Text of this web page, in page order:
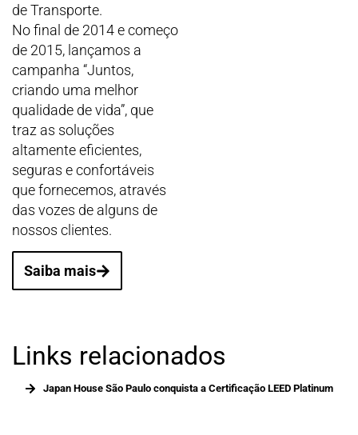
de Transporte.
No final de 2014 e começo
de 2015, lançamos a
campanha “Juntos,
criando uma melhor
qualidade de vida”, que
traz as soluções
altamente eficientes,
seguras e confortáveis
que fornecemos, através
das vozes de alguns de
nossos clientes.
Saiba mais
Links relacionados
Japan House São Paulo conquista a Certificação LEED Platinum